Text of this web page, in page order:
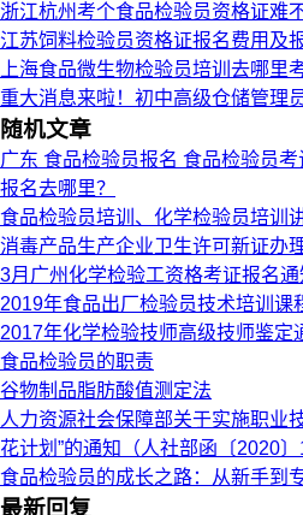
浙江杭州考个食品检验员资格证难
江苏饲料检验员资格证报名费用及
上海食品微生物检验员培训去哪里
重大消息来啦！初中高级仓储管理
随机文章
广东 食品检验员报名 食品检验员
报名去哪里？
食品检验员培训、化学检验员培训
消毒产品生产企业卫生许可新证办
3月广州化学检验工资格考证报名通
2019年食品出厂检验员技术培训课
2017年化学检验技师高级技师鉴定
食品检验员的职责
谷物制品脂肪酸值测定法
人力资源社会保障部关于实施职业
花计划”的通知（人社部函〔2020〕
食品检验员的成长之路：从新手到
最新回复